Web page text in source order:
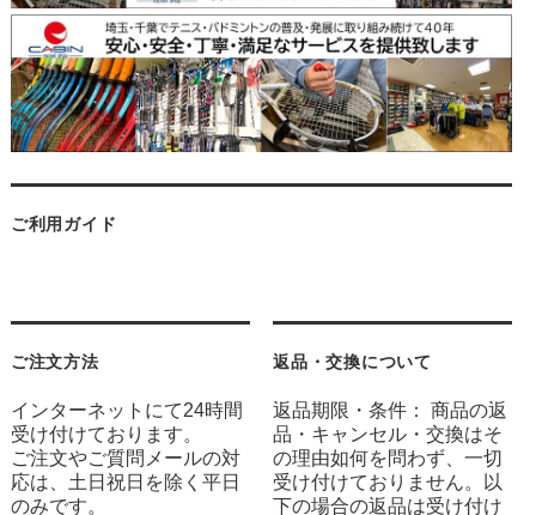
ご利用ガイド
ご注文方法
インターネットにて24時間
受け付けております。
ご注文やご質問メールの対
応は、土日祝日を除く平日
のみです。
返品・交換について
返品期限・条件： 商品の返
品・キャンセル・交換はそ
の理由如何を問わず、一切
受け付けておりません。以
下の場合の返品は受け付け